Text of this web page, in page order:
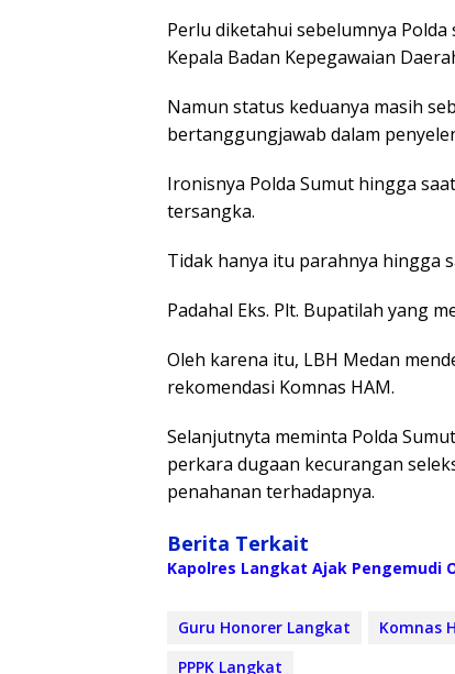
Perlu diketahui sebelumnya
Kepala Badan Kepegawaian
Namun status keduanya masih
bertanggungjawab dalam
Ironisnya Polda Sumut hingga
tersangka.
Tidak hanya itu parahnya hingga
Padahal Eks. Plt. Bupatilah yang
Oleh karena itu, LBH Medan
rekomendasi Komnas HAM.
Selanjutnyta meminta Polda
perkara dugaan kecurangan
penahanan terhadapnya.
Berita Terkait
Kapolres Langkat Ajak Pengemudi
Guru Honorer Langkat Komnas
PPPK Langkat